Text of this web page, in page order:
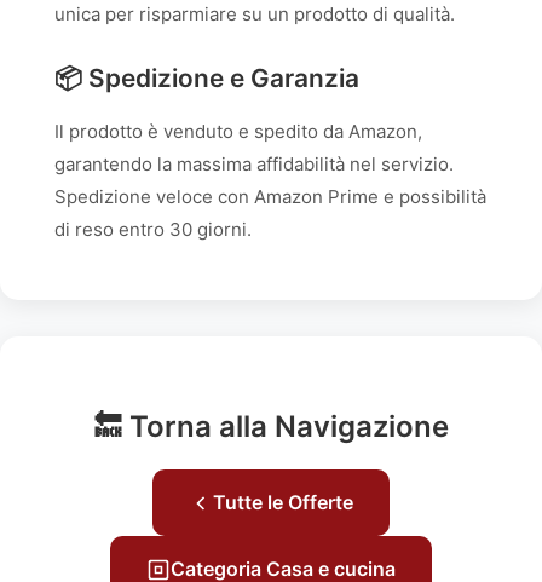
unica per risparmiare su un prodotto di qualità.
📦 Spedizione e Garanzia
Il prodotto è venduto e spedito da Amazon,
garantendo la massima affidabilità nel servizio.
Spedizione veloce con Amazon Prime e possibilità
di reso entro 30 giorni.
🔙 Torna alla Navigazione
Tutte le Offerte
Categoria Casa e cucina